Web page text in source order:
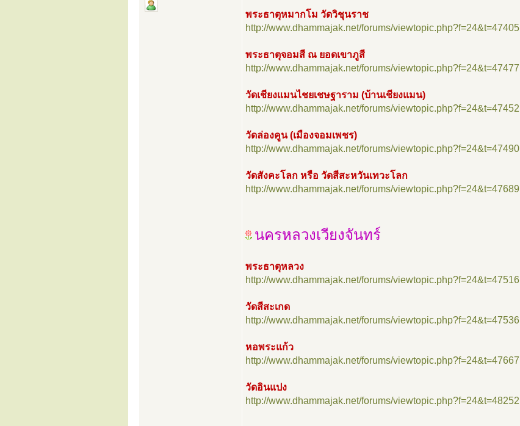
พระธาตุหมากโม วัดวิชุนราช
http://www.dhammajak.net/forums/viewtopic.php?f=24&t=47405
พระธาตุจอมสี ณ ยอดเขาภูสี
http://www.dhammajak.net/forums/viewtopic.php?f=24&t=47477
วัดเชียงแมนไชยเชษฐาราม (บ้านเชียงแมน)
http://www.dhammajak.net/forums/viewtopic.php?f=24&t=47452
วัดล่องคูน (เมืองจอมเพชร)
http://www.dhammajak.net/forums/viewtopic.php?f=24&t=47490
วัดสังคะโลก หรือ วัดสีสะหวันเทวะโลก
http://www.dhammajak.net/forums/viewtopic.php?f=24&t=47689
นครหลวงเวียงจันทร์
พระธาตุหลวง
http://www.dhammajak.net/forums/viewtopic.php?f=24&t=47516
วัดสีสะเกด
http://www.dhammajak.net/forums/viewtopic.php?f=24&t=47536
หอพระแก้ว
http://www.dhammajak.net/forums/viewtopic.php?f=24&t=47667
วัดอินแปง
http://www.dhammajak.net/forums/viewtopic.php?f=24&t=48252